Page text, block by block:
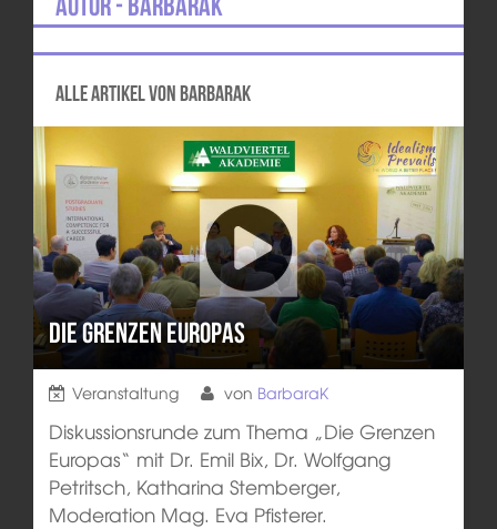
Alle Artikel von BarbaraK
Die Grenzen Europas
Veranstaltung von BarbaraK
Diskussionsrunde zum Thema „Die Grenzen
Europas“ mit Dr. Emil Bix, Dr. Wolfgang
Petritsch, Katharina Stemberger,
Moderation Mag. Eva Pfisterer.